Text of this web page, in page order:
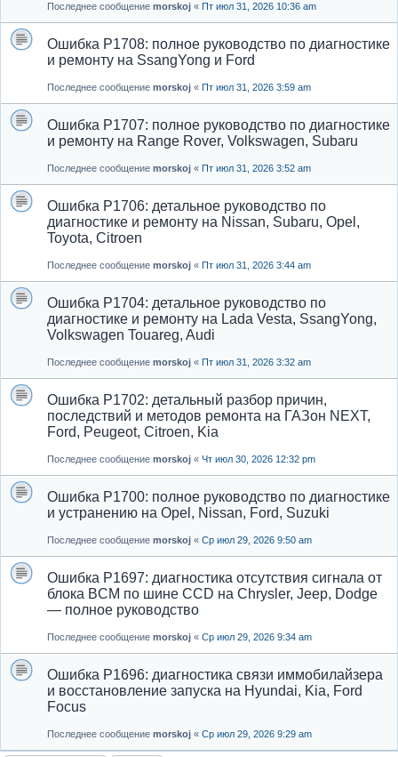
Последнее сообщение morskoj « Пт июл 31, 2026 10:36 am
Ошибка P1708: полное руководство по диагностике
и ремонту на SsangYong и Ford
Последнее сообщение morskoj « Пт июл 31, 2026 3:59 am
Ошибка P1707: полное руководство по диагностике
и ремонту на Range Rover, Volkswagen, Subaru
Последнее сообщение morskoj « Пт июл 31, 2026 3:52 am
Ошибка P1706: детальное руководство по
диагностике и ремонту на Nissan, Subaru, Opel,
Toyota, Citroen
Последнее сообщение morskoj « Пт июл 31, 2026 3:44 am
Ошибка P1704: детальное руководство по
диагностике и ремонту на Lada Vesta, SsangYong,
Volkswagen Touareg, Audi
Последнее сообщение morskoj « Пт июл 31, 2026 3:32 am
Ошибка P1702: детальный разбор причин,
последствий и методов ремонта на ГАЗон NEXT,
Ford, Peugeot, Citroen, Kia
Последнее сообщение morskoj « Чт июл 30, 2026 12:32 pm
Ошибка P1700: полное руководство по диагностике
и устранению на Opel, Nissan, Ford, Suzuki
Последнее сообщение morskoj « Ср июл 29, 2026 9:50 am
Ошибка P1697: диагностика отсутствия сигнала от
блока BCM по шине CCD на Chrysler, Jeep, Dodge
— полное руководство
Последнее сообщение morskoj « Ср июл 29, 2026 9:34 am
Ошибка P1696: диагностика связи иммобилайзера
и восстановление запуска на Hyundai, Kia, Ford
Focus
Последнее сообщение morskoj « Ср июл 29, 2026 9:29 am